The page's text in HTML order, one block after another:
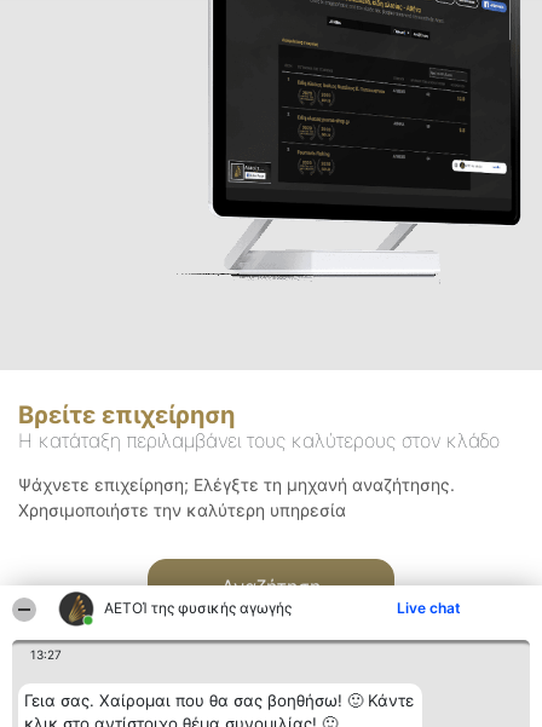
ΑΕΤΟΊ της φυσικής αγωγής Live chat
13:27
Γεια σας. Χαίρομαι που θα σας βοηθήσω! 🙂 Κάντε
Βρείτε επιχείρηση
Η κατάταξη περιλαμβάνει τους καλύτερους στον κλάδο
Ψάχνετε επιχείρηση; Ελέγξτε τη μηχανή αναζήτησης.
Χρησιμοποιήστε την καλύτερη υπηρεσία
Αναζήτηση